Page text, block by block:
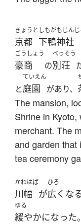
きょうと
京都
しもがもじんじ
下鴨神社
ごうしょう
豪商 の
べっそう
別荘
と
ていえん
庭園 があり、
The mansion,
Shrine in
merchant. The
and garden that
tea ceremony
かわはば
川幅 が
ひろ
広く な
ゆる
緩やかになった。